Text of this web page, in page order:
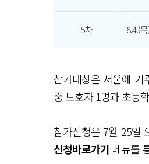
5차 8.4.(
참가대상은 서울에
중 보호자 1명과 초등
참가신청은 7월 25일
신청바로가기 메뉴를